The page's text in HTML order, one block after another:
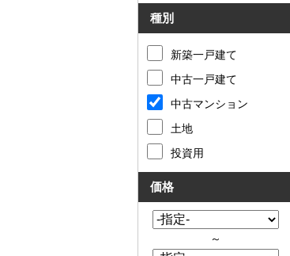
種別
新築一戸建て
中古一戸建て
中古マンション
土地
投資用
価格
～